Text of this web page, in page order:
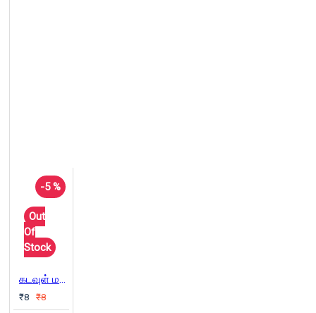
-5 %
Out
Of
Stock
கடவுள் மறுப்புத் தத்துவம் ஒரு விளக்கம்
₹8 ₹8